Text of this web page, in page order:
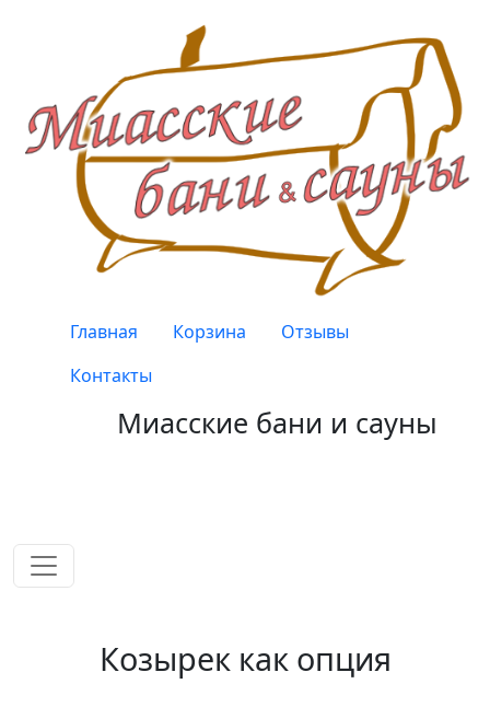
Верхнее меню
Главная Корзина
Отзывы
Контакты
Миасские бани и сауны
Козырек как опция